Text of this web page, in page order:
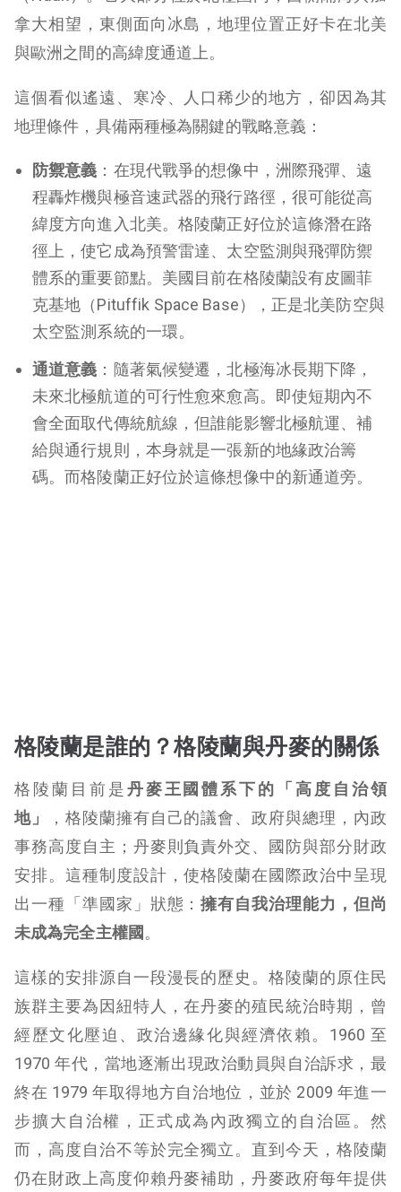
拿大相望，東側面向冰島，地理位置正好卡在北美
與歐洲之間的高緯度通道上。
這個看似遙遠、寒冷、人口稀少的地方，卻因為其
地理條件，具備兩種極為關鍵的戰略意義：
防禦意義 ：在現代戰爭的想像中，洲際飛彈、遠
程轟炸機與極音速武器的飛行路徑，很可能從高
緯度方向進入北美。格陵蘭正好位於這條潛在路
徑上，使它成為預警雷達、太空監測與飛彈防禦
體系的重要節點。美國目前在格陵蘭設有皮圖菲
克基地（Pituffik Space Base），正是北美防空與
太空監測系統的一環。
通道意義 ：隨著氣候變遷，北極海冰長期下降，
未來北極航道的可行性愈來愈高。即使短期內不
會全面取代傳統航線，但誰能影響北極航運、補
給與通行規則，本身就是一張新的地緣政治籌
碼。而格陵蘭正好位於這條想像中的新通道旁。
格陵蘭是誰的？格陵蘭與丹麥的關係
格陵蘭目前是丹麥王國體系下的「高度自治領
地」
，格陵蘭擁有自己的議會、政府與總理，內政
事務高度自主；丹麥則負責外交、國防與部分財政
安排。這種制度設計，使格陵蘭在國際政治中呈現
出一種「準國家」狀態：擁有自我治理能力，但尚
未成為完全主權國 。
這樣的安排源自一段漫長的歷史。格陵蘭的原住民
族群主要為因紐特人，在丹麥的殖民統治時期，曾
經歷文化壓迫、政治邊緣化與經濟依賴。1960 至
1970 年代，當地逐漸出現政治動員與自治訴求，最
終在 1979 年取得地方自治地位，並於 2009 年進一
步擴大自治權，正式成為內政獨立的自治區。然
而，高度自治不等於完全獨立。直到今天，格陵蘭
仍在財政上高度仰賴丹麥補助，丹麥政府每年提供